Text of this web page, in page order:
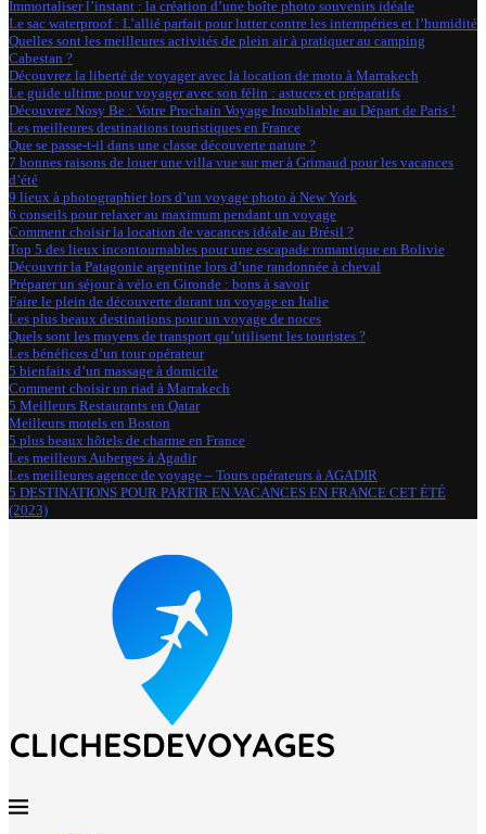
Immortaliser l’instant : la création d’une boîte photo souvenirs idéale
Le sac waterproof : L’allié parfait pour lutter contre les intempéries et l’humidité
Quelles sont les meilleures activités de plein air à pratiquer au camping
Cabestan ?
Découvrez la liberté de voyager avec la location de moto à Marrakech
Le guide ultime pour voyager avec son félin : astuces et préparatifs
Découvrez Nosy Be : Votre Prochain Voyage Inoubliable au Départ de Paris !
Les meilleures destinations touristiques en France
Que se passe-t-il dans une classe découverte nature ?
7 bonnes raisons de louer une villa vue sur mer à Grimaud pour les vacances
d’été
9 lieux à photographier lors d’un voyage photo à New York
6 conseils pour relaxer au maximum pendant un voyage
Comment choisir la location de vacances idéale au Brésil ?
Top 5 des lieux incontournables pour une escapade romantique en Bolivie
Découvrir la Patagonie argentine lors d’une randonnée à cheval
Préparer un séjour à vélo en Gironde : bons à savoir
Faire le plein de découverte durant un voyage en Italie
Les plus beaux destinations pour un voyage de noces
Quels sont les moyens de transport qu’utilisent les touristes ?
Les bénéfices d’un tour opérateur
5 bienfaits d’un massage à domicile
Comment choisir un riad à Marrakech
5 Meilleurs Restaurants en Qatar
Meilleurs motels en Boston
5 plus beaux hôtels de charme en France
Les meilleurs Auberges à Agadir
Les meilleures agence de voyage – Tours opérateurs à AGADIR
5 DESTINATIONS POUR PARTIR EN VACANCES EN FRANCE CET ÉTÉ
(2023)